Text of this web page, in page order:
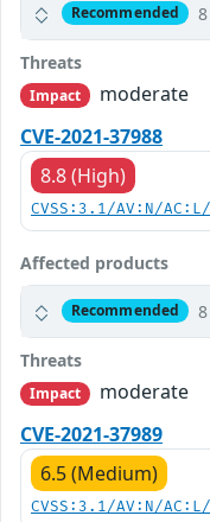
Recommended
Threats
Impact
moderate
CVE-2021-37988
8.8 (High)
CVSS:3.1/AV:N/
Affected products
Recommended
Threats
Impact
moderate
CVE-2021-37989
6.5 (Medium)
CVSS:3.1/AV:N/